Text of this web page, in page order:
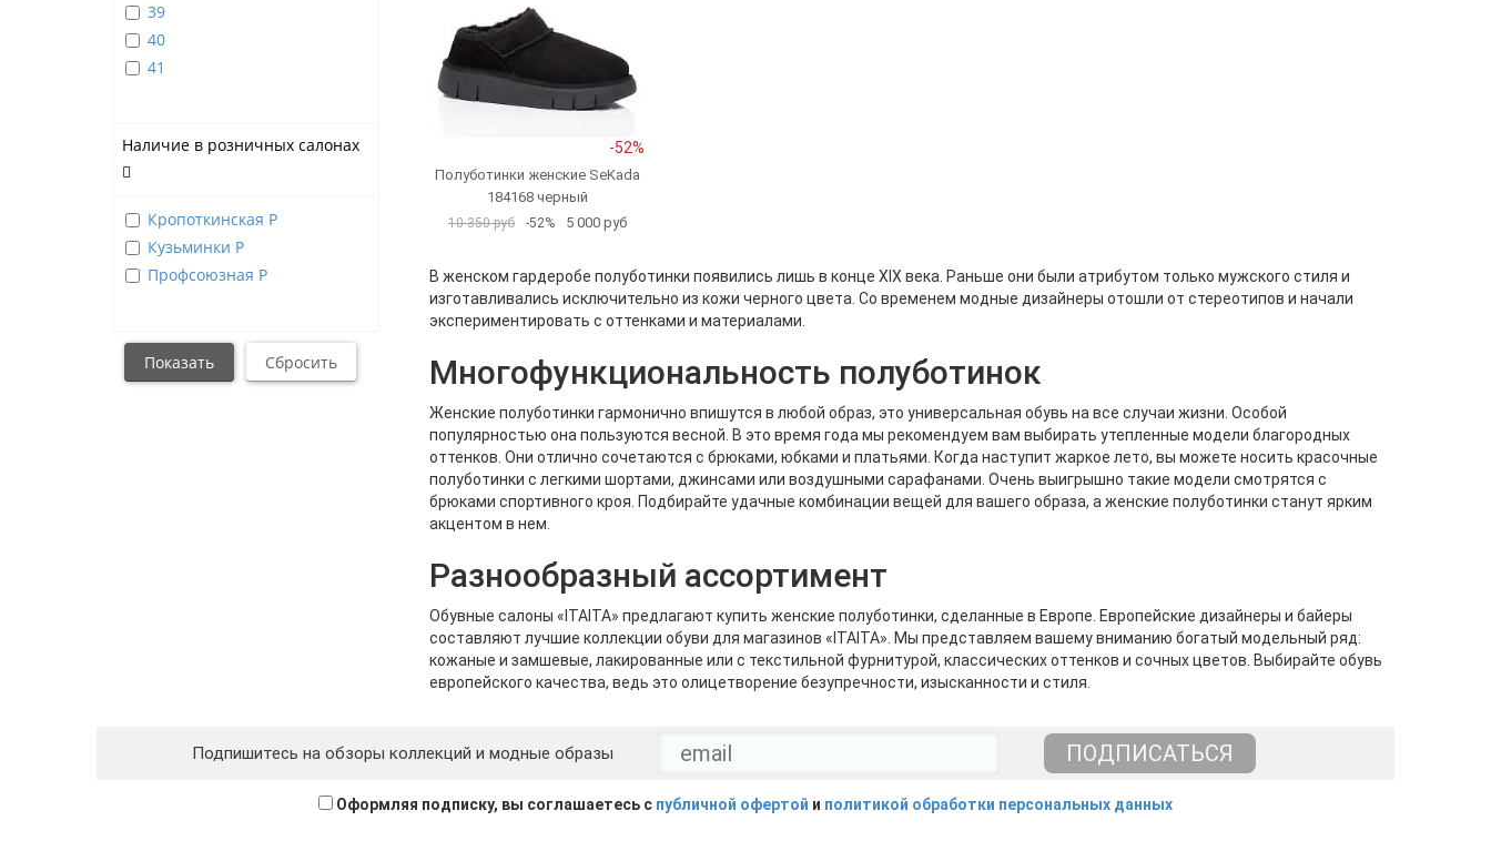
39
40
41
Наличие в розничных салонах
Кропоткинская Р
Кузьминки Р
Профсоюзная Р
-52%
Полуботинки женские SeKada
184168 черный
10 350 руб -52% 5 000 руб
В женском гардеробе полуботинки появились лишь в конце XIX века. Раньше они были атрибутом только мужского стиля и
изготавливались исключительно из кожи черного цвета. Со временем модные дизайнеры отошли от стереотипов и начали
экспериментировать с оттенками и материалами.
Многофункциональность полуботинок
Женские полуботинки гармонично впишутся в любой образ, это универсальная обувь на все случаи жизни. Особой
популярностью она пользуются весной. В это время года мы рекомендуем вам выбирать утепленные модели благородных
оттенков. Они отлично сочетаются с брюками, юбками и платьями. Когда наступит жаркое лето, вы можете носить красочные
полуботинки с легкими шортами, джинсами или воздушными сарафанами. Очень выигрышно такие модели смотрятся с
брюками спортивного кроя. Подбирайте удачные комбинации вещей для вашего образа, а женские полуботинки станут ярким
акцентом в нем.
Разнообразный ассортимент
Обувные салоны «ITAITA» предлагают купить женские полуботинки, сделанные в Европе. Европейские дизайнеры и байеры
составляют лучшие коллекции обуви для магазинов «ITAITA». Мы представляем вашему вниманию богатый модельный ряд:
кожаные и замшевые, лакированные или с текстильной фурнитурой, классических оттенков и сочных цветов. Выбирайте обувь
европейского качества, ведь это олицетворение безупречности, изысканности и стиля.
Подпишитесь на обзоры коллекций и модные образы
Оформляя подписку, вы соглашаетесь с публичной офертой и политикой обработки персональных данных